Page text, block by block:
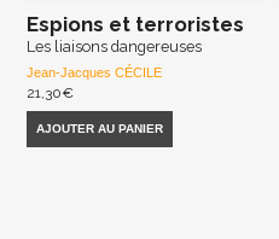
Espions et terroristes
Les liaisons dangereuses
Jean-Jacques CÉCILE
21,30€
AJOUTER AU PANIER